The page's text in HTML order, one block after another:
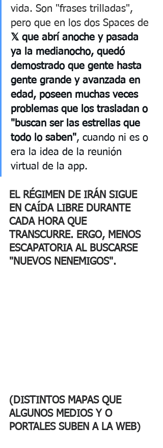
vida. Son "frases trilladas",
pero que en los dos Spaces de
𝕏 que abrí anoche y pasada
ya la medianocho, quedó
demostrado que gente hasta
gente grande y avanzada en
edad, poseen muchas veces
problemas que los trasladan o
"buscan ser las estrellas que
todo lo saben", cuando ni es o
era la idea de la reunión
virtual de la app.
EL RÉGIMEN DE IRÁN SIGUE
EN CAÍDA LIBRE DURANTE
CADA HORA QUE
TRANSCURRE. ERGO, MENOS
ESCAPATORIA AL BUSCARSE
"NUEVOS NENEMIGOS".
(DISTINTOS MAPAS QUE
ALGUNOS MEDIOS Y O
PORTALES SUBEN A LA WEB)